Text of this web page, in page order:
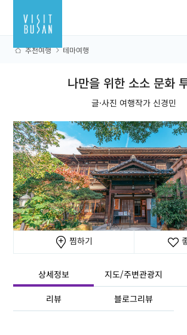
추천여행 테마여행
나만을 위한 소소 문화
글·사진 여행작가 신경민
찜하기
상세정보 지도/주변관광지
리뷰 블로그리뷰